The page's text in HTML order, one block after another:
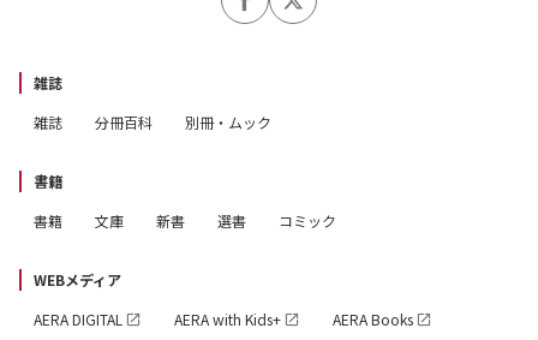
雑誌
雑誌
分冊百科 別冊・ムック
書籍
書籍
文庫 新書 選書 コミック
WEBメディア
AERA DIGITAL
AERA with Kids+
AERA Books